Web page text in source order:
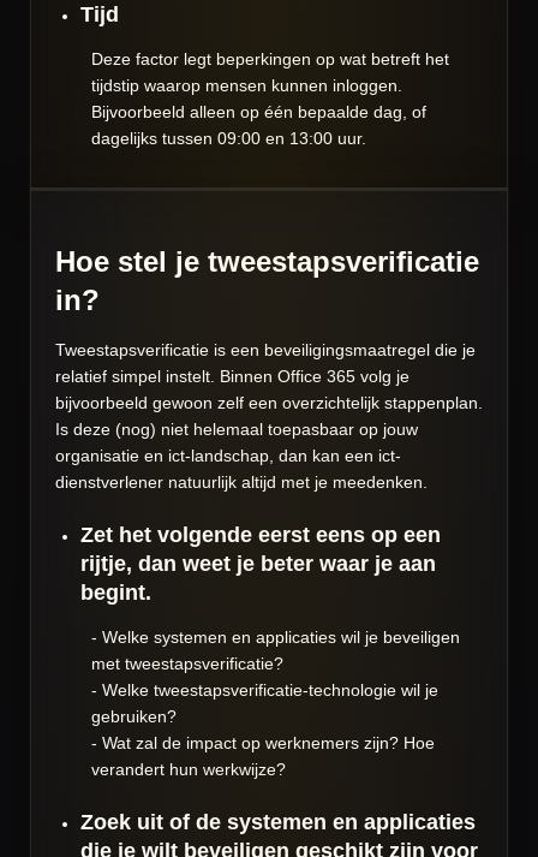
Tijd
Deze factor legt beperkingen op wat betreft het
tijdstip waarop mensen kunnen inloggen.
Bijvoorbeeld alleen op één bepaalde dag, of
dagelijks tussen 09:00 en 13:00 uur.
Hoe stel je tweestapsverificatie
in?
Tweestapsverificatie is een beveiligingsmaatregel die je
relatief simpel instelt. Binnen Office 365 volg je
bijvoorbeeld gewoon zelf een overzichtelijk stappenplan.
Is deze (nog) niet helemaal toepasbaar op jouw
organisatie en ict-landschap, dan kan een ict-
dienstverlener natuurlijk altijd met je meedenken.
Zet het volgende eerst eens op een
rijtje, dan weet je beter waar je aan
begint.
- Welke systemen en applicaties wil je beveiligen
met tweestapsverificatie?
- Welke tweestapsverificatie-technologie wil je
gebruiken?
- Wat zal de impact op werknemers zijn? Hoe
verandert hun werkwijze?
Zoek uit of de systemen en applicaties
die je wilt beveiligen geschikt zijn voor